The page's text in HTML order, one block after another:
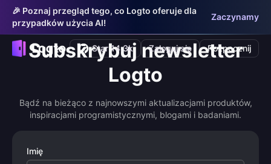
🎉 Poznaj przegląd tego, co Logto oferuje dla
przypadków użycia AI!
Zaczynamy
Star 14.3k Zaloguj się Rozpocznij
Subskrybuj newsletter
Logto
Bądź na bieżąco z najnowszymi aktualizacjami produktów,
inspiracjami programistycznymi, blogami i badaniami.
Imię